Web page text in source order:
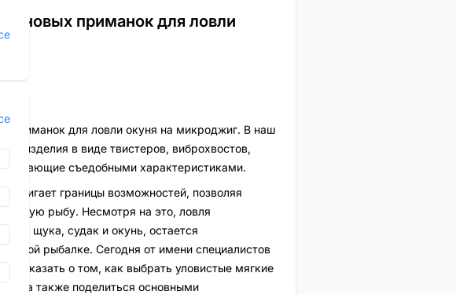
приманок для ловли
приманок для ловли окуня на микроджиг. В наш
изделия в виде твистеров, виброхвостов,
съедобными характеристиками.
границы возможностей, позволяя
белую рыбу. Несмотря на это, ловля
как щука, судак и окунь, остается
рыбалке. Сегодня от имени специалистов
о том, как выбрать уловистые мягкие
а также поделиться основными